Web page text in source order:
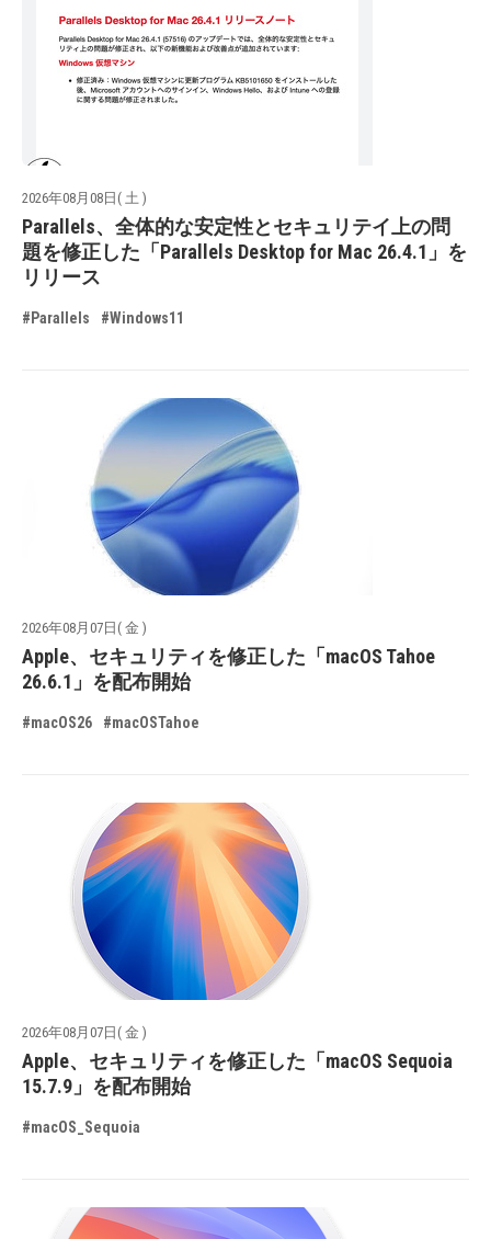
2026年08月08日( 土 )
Parallels、全体的な安定性とセキュリテイ上の問
題を修正した「Parallels Desktop for Mac 26.4.1」を
リリース
#Parallels #Windows11
2026年08月07日( 金 )
Apple、セキュリティを修正した「macOS Tahoe
26.6.1」を配布開始
#macOS26 #macOSTahoe
2026年08月07日( 金 )
Apple、セキュリティを修正した「macOS Sequoia
15.7.9」を配布開始
#macOS_Sequoia